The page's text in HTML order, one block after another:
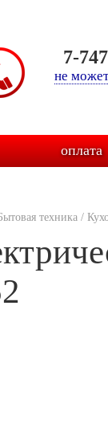
7-
не
оплата
техника /